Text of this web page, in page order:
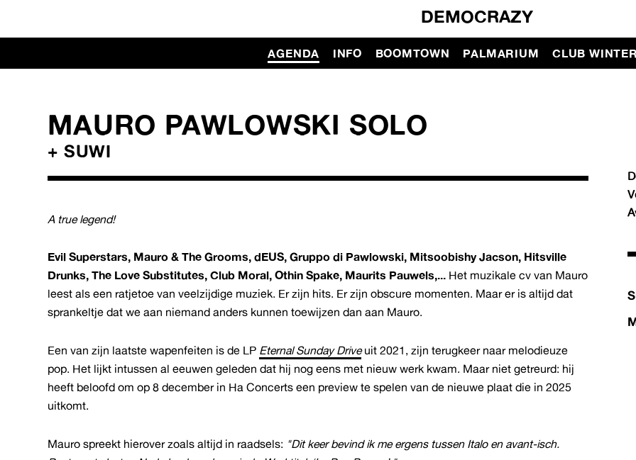
DEMOCRAZY
AGENDA INFO BOOMTOWN PALMARIUM CLUB
MAURO PAWLOWSKI SOLO
+ SUWI
A true legend!
Evil Superstars, Mauro & The Grooms, dEUS, Gruppo di Pawlowski, Mitsoobishy Jacson, Hitsville
Drunks, The Love Substitutes, Club Moral, Othin Spake, Maurits Pauwels,... Het muzikale cv van Mauro
leest als een ratjetoe van veelzijdige muziek. Er zijn hits. Er zijn obscure momenten. Maar er is altijd dat
sprankeltje dat we aan niemand anders kunnen toewijzen dan aan Mauro.
Een van zijn laatste wapenfeiten is de LP Eternal Sunday Drive uit 2021, zijn terugkeer naar melodieuze
pop. Het lijkt intussen al eeuwen geleden dat hij nog eens met nieuw werk kwam. Maar niet getreurd: hij
heeft beloofd om op 8 december in Ha Concerts een preview te spelen van de nieuwe plaat die in 2025
uitkomt.
Mauro spreekt hierover zoals altijd in raadsels: "Dit keer bevind ik me ergens tussen Italo en avant-isch.